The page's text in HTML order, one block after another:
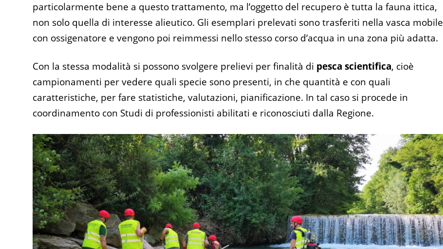
particolarmente bene a questo trattamento, ma l’oggetto del recupero è tutta la fauna ittica,
non solo quella di interesse alieutico. Gli esemplari prelevati sono trasferiti nella vasca mobile
con ossigenatore e vengono poi reimmessi nello stesso corso d’acqua in una zona più adatta.
Con la stessa modalità si possono svolgere prelievi per finalità di pesca scientifica, cioè
campionamenti per vedere quali specie sono presenti, in che quantità e con quali
caratteristiche, per fare statistiche, valutazioni, pianificazione. In tal caso si procede in
coordinamento con Studi di professionisti abilitati e riconosciuti dalla Regione.